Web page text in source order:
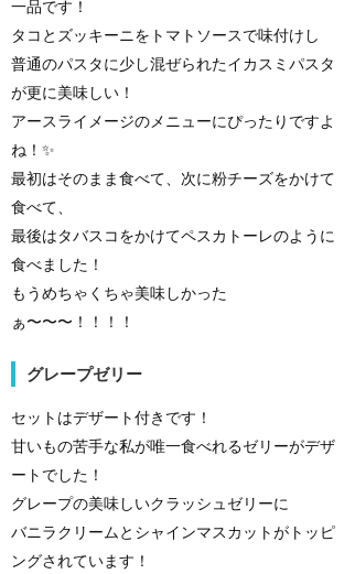
一品です！
タコとズッキーニをトマトソースで味付けし
普通のパスタに少し混ぜられたイカスミパスタ
が更に美味しい！
アースライメージのメニューにぴったりですよ
ね！✨
最初はそのまま食べて、次に粉チーズをかけて
食べて、
最後はタバスコをかけてペスカトーレのように
食べました！
もうめちゃくちゃ美味しかった
ぁ〜〜〜！！！！
グレープゼリー
セットはデザート付きです！
甘いもの苦手な私が唯一食べれるゼリーがデザ
ートでした！
グレープの美味しいクラッシュゼリーに
バニラクリームとシャインマスカットがトッピ
ングされています！